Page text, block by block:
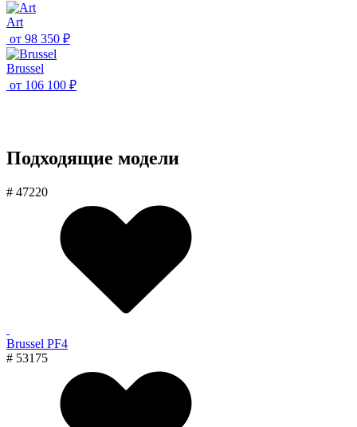
Art
от 98 350 ₽
Brussel
от 106 100 ₽
Подходящие модели
# 47220
Brussel PF4
# 53175